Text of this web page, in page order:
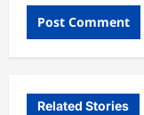
Related Stories